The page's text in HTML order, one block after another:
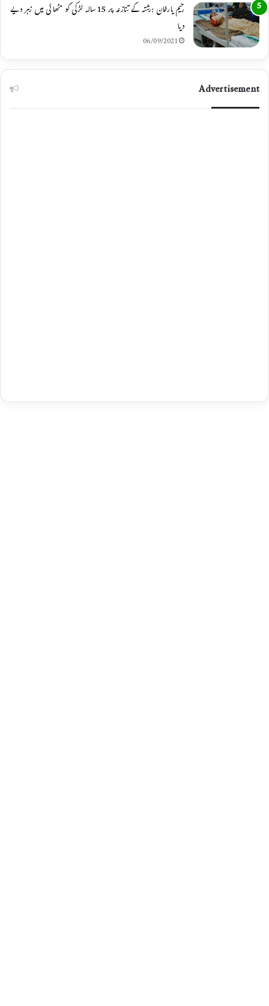
رحیم یارخان :رشتہ کے تنازعہ پر 15 سالہ لڑکی کو مٹھائی میں زہر دیے
دیا
06/09/2021
Advertisement